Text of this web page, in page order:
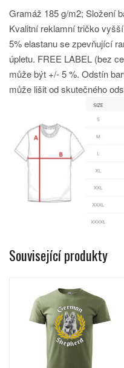
o
k
Gramáž 185 g/m2; Složení
Kvalitní reklamní tričko
5% elastanu se zpevňující
úpletu. FREE LABEL (bez
může být +/- 5 %. Odstín
může lišit od skutečného
Související produkty